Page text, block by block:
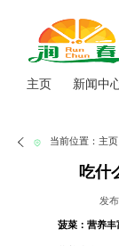
主页 新闻中
当前位置： 主页
吃什
发
菠菜：营养